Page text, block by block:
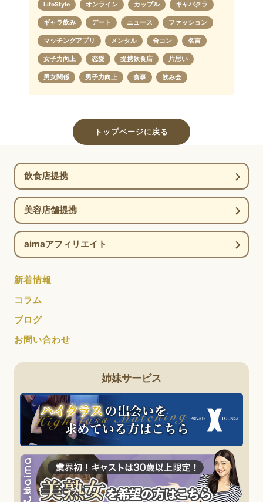
LifeStyle オンライン カップル キャバクラ
ギャラ飲み デート ニュース ファッション
マッチングアプリ メンタル 合コン 名言
女子力向上 恋愛 提携飲食店 片思い
男女関係 男子力向上 食事 飲み会
トップページに戻る
飲食店提携
美容店舗提携
aimaアフィリエイト
新着情報
コラム
ブログ
お問い合わせ
姉妹サービス